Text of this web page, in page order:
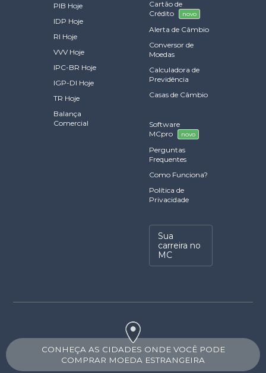
PIB Hoje
IDP Hoje
RI Hoje
VVV Hoje
IPC-BR Hoje
IGP-DI Hoje
TR Hoje
Balança
Comercial
Cartão de
Crédito
novo
Alerta de Câmbio
Conversor de
Moedas
Calculadora de
Previdência
Casas de Câmbio
Software
MCpro
novo
Perguntas
Frequentes
Como Funciona?
Política de
Privacidade
Sua
carreira no
MC
CONHEÇA AS CIDADES ONDE VOCÊ PODE
COMPRAR MOEDA ESTRANGEIRA